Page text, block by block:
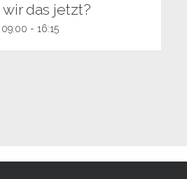
das jetzt?
- 16:15